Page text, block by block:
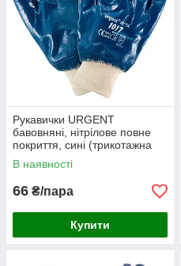
Рукавички URGENT
бавовняні, нітрілове повне
покриття, сині (трикотажна
манжета)
В наявності
66 ₴/пара
Купити